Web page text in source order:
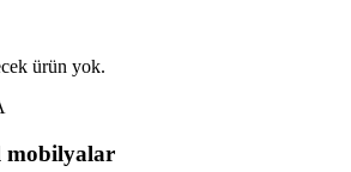
ürün yok.
mobilyalar